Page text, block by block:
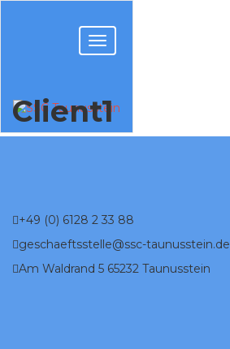
Client1
+49 (0) 6128 2 33 88
geschaeftsstelle@ssc-taunusstein.de
Am Waldrand 5 65232 Taunusstein